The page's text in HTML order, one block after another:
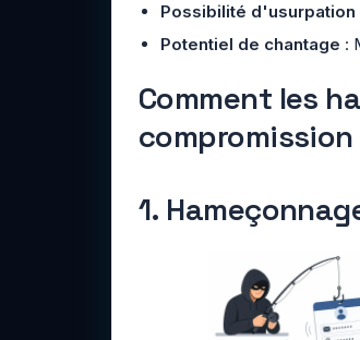
Possibilité d'usurpation
Potentiel de chantage :
Comment les
compromission
1.